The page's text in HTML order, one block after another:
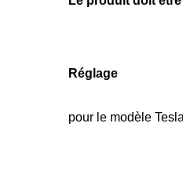
Réglage
pour le modèle